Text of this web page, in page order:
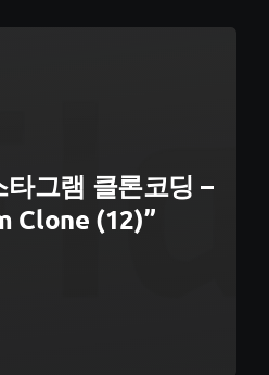
그램 클론코딩 –
Clone (12)”